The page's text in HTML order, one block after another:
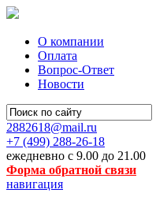
О компании
Оплата
Вопрос-Ответ
Новости
2882618@mail.ru
+7 (499) 288-26-18
ежедневно с 9.00 до 21.00
Форма обратной связи
навигация